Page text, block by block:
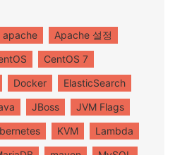
apache
Apache 설정
CentOS 7
Docker
ElasticSearch
JBoss
JVM Flags
KVM
Lambda